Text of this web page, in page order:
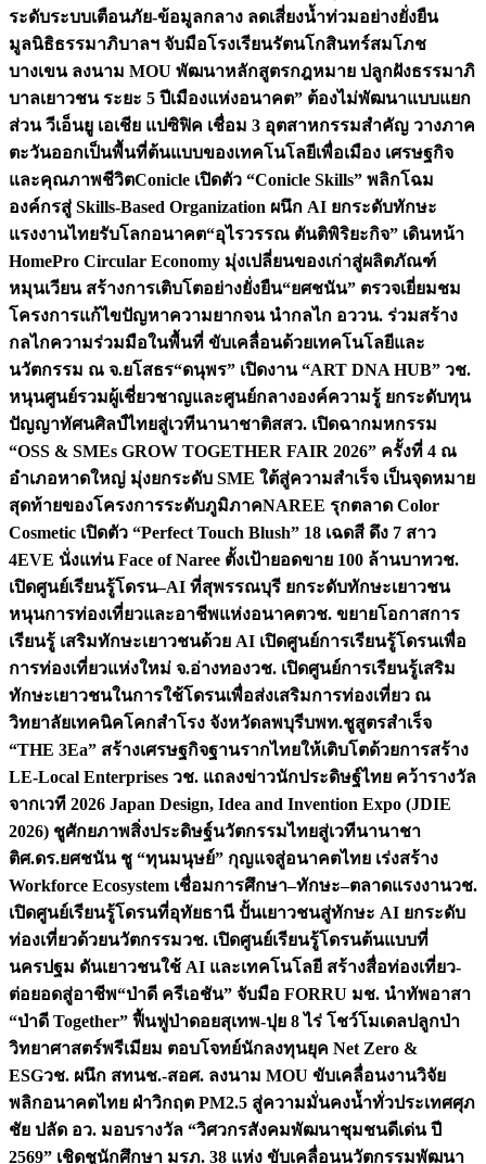
ระดับระบบเตือนภัย-ข้อมูลกลาง ลดเสี่ยงน้ำท่วมอย่างยั่งยืน
มูลนิธิธรรมาภิบาลฯ จับมือโรงเรียนรัตนโกสินทร์สมโภช
บางเขน ลงนาม MOU พัฒนาหลักสูตรกฎหมาย ปลูกฝังธรรมาภิ
บาลเยาวชน ระยะ 5 ปีเมืองแห่งอนาคต” ต้องไม่พัฒนาแบบแยก
ส่วน วีเอ็นยู เอเชีย แปซิฟิค เชื่อม 3 อุตสาหกรรมสำคัญ วางภาค
ตะวันออกเป็นพื้นที่ต้นแบบของเทคโนโลยีเพื่อเมือง เศรษฐกิจ
และคุณภาพชีวิตConicle เปิดตัว “Conicle Skills” พลิกโฉม
องค์กรสู่ Skills-Based Organization ผนึก AI ยกระดับทักษะ
แรงงานไทยรับโลกอนาคต“อุไรวรรณ ตันติพิริยะกิจ” เดินหน้า
HomePro Circular Economy มุ่งเปลี่ยนของเก่าสู่ผลิตภัณฑ์
หมุนเวียน สร้างการเติบโตอย่างยั่งยืน“ยศชนัน” ตรวจเยี่ยมชม
โครงการแก้ไขปัญหาความยากจน นำกลไก อววน. ร่วมสร้าง
กลไกความร่วมมือในพื้นที่ ขับเคลื่อนด้วยเทคโนโลยีและ
นวัตกรรม ณ จ.ยโสธร“ดนุพร” เปิดงาน “ART DNA HUB” วช.
หนุนศูนย์รวมผู้เชี่ยวชาญและศูนย์กลางองค์ความรู้ ยกระดับทุน
ปัญญาทัศนศิลป์ไทยสู่เวทีนานาชาติสสว. เปิดฉากมหกรรม
“OSS & SMEs GROW TOGETHER FAIR 2026” ครั้งที่ 4 ณ
อำเภอหาดใหญ่ มุ่งยกระดับ SME ใต้สู่ความสำเร็จ เป็นจุดหมาย
สุดท้ายของโครงการระดับภูมิภาคNAREE รุกตลาด Color
Cosmetic เปิดตัว “Perfect Touch Blush” 18 เฉดสี ดึง 7 สาว
4EVE นั่งแท่น Face of Naree ตั้งเป้ายอดขาย 100 ล้านบาทวช.
เปิดศูนย์เรียนรู้โดรน–AI ที่สุพรรณบุรี ยกระดับทักษะเยาวชน
หนุนการท่องเที่ยวและอาชีพแห่งอนาคตวช. ขยายโอกาสการ
เรียนรู้ เสริมทักษะเยาวชนด้วย AI เปิดศูนย์การเรียนรู้โดรนเพื่อ
การท่องเที่ยวแห่งใหม่ จ.อ่างทองวช. เปิดศูนย์การเรียนรู้เสริม
ทักษะเยาวชนในการใช้โดรนเพื่อส่งเสริมการท่องเที่ยว ณ
วิทยาลัยเทคนิคโคกสำโรง จังหวัดลพบุรีบพท.ชูสูตรสำเร็จ
“THE 3Ea” สร้างเศรษฐกิจฐานรากไทยให้เติบโตด้วยการสร้าง
LE-Local Enterprises วช. แถลงข่าวนักประดิษฐ์ไทย คว้ารางวัล
จากเวที 2026 Japan Design, Idea and Invention Expo (JDIE
2026) ชูศักยภาพสิ่งประดิษฐ์นวัตกรรมไทยสู่เวทีนานาชา
ติศ.ดร.ยศชนัน ชู “ทุนมนุษย์” กุญแจสู่อนาคตไทย เร่งสร้าง
Workforce Ecosystem เชื่อมการศึกษา–ทักษะ–ตลาดแรงงานวช.
เปิดศูนย์เรียนรู้โดรนที่อุทัยธานี ปั้นเยาวชนสู่ทักษะ AI ยกระดับ
ท่องเที่ยวด้วยนวัตกรรมวช. เปิดศูนย์เรียนรู้โดรนต้นแบบที่
นครปฐม ดันเยาวชนใช้ AI และเทคโนโลยี สร้างสื่อท่องเที่ยว-
ต่อยอดสู่อาชีพ“ป่าดี ครีเอชัน” จับมือ FORRU มช. นำทัพอาสา
“ป่าดี Together” ฟื้นฟูป่าดอยสุเทพ-ปุย 8 ไร่ โชว์โมเดลปลูกป่า
วิทยาศาสตร์พรีเมียม ตอบโจทย์นักลงทุนยุค Net Zero &
ESGวช. ผนึก สทนช.-สอศ. ลงนาม MOU ขับเคลื่อนงานวิจัย
พลิกอนาคตไทย ฝ่าวิกฤต PM2.5 สู่ความมั่นคงน้ำทั่วประเทศศุภ
ชัย ปลัด อว. มอบรางวัล “วิศวกรสังคมพัฒนาชุมชนดีเด่น ปี
2569” เชิดชูนักศึกษา มรภ. 38 แห่ง ขับเคลื่อนนวัตกรรมพัฒนา